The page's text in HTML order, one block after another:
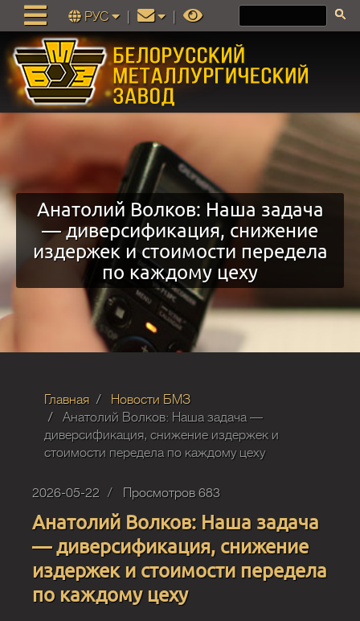
РУС
Анатолий Волков: Наша задача
— диверсификация, снижение
издержек и стоимости передела
по каждому цеху
Главная
Новости БМЗ
Анатолий Волков: Наша задача —
диверсификация, снижение издержек и
стоимости передела по каждому цеху
2026-05-22 Просмотров 683
Анатолий Волков: Наша задача
— диверсификация, снижение
издержек и стоимости передела
по каждому цеху